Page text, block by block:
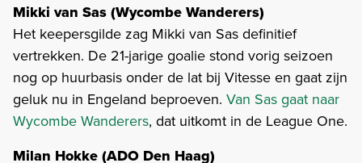
Mikki van Sas (Wycombe Wanderers)
Het keepersgilde zag Mikki van Sas definitief
vertrekken. De 21-jarige goalie stond vorig seizoen
nog op huurbasis onder de lat bij Vitesse en gaat zijn
geluk nu in Engeland beproeven. Van Sas gaat naar
Wycombe Wanderers, dat uitkomt in de League One.
Milan Hokke (ADO Den Haag)